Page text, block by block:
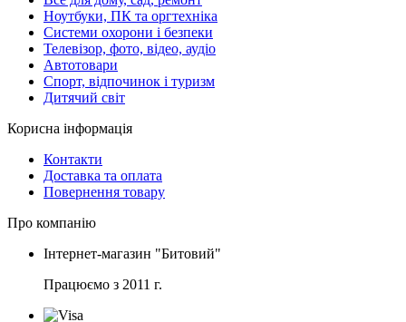
Ноутбуки, ПК та оргтехніка
Системи охорони і безпеки
Телевізор, фото, відео, аудіо
Автотовари
Спорт, відпочинок і туризм
Дитячий світ
Корисна інформація
Контакти
Доставка та оплата
Повернення товару
Про компанію
Інтернет-магазин "Битовий"
Працюємо з 2011 г.